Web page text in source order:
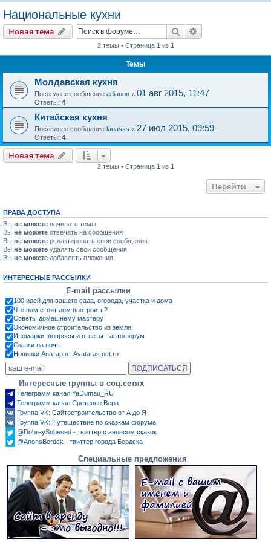
Национальные кухни
Новая тема Поиск
2 темы • Страница 1 из 1
Темы
Молдавская кухня
Последнее сообщение adianon « 01 авг 2015, 11:47
Ответы: 4
Китайская кухня
Последнее сообщение lanasss « 27 июл 2015, 09:59
Ответы: 4
Новая тема
2 темы • Страница 1 из 1
Перейти
ПРАВА ДОСТУПА
Вы не можете начинать темы
Вы не можете отвечать на сообщения
Вы не можете редактировать свои сообщения
Вы не можете удалять свои сообщения
Вы не можете добавлять вложения
ИНТЕРЕСНЫЕ РАССЫЛКИ
E-mail рассылки
100 идей для вашего сада, огорода, участка и дома
Что нам стоит дом построить?
Советы домашнему мастеру
Экономичное строительство из земли!
Иномарки: вопросы и ответы - автофорум
Сказки на ночь
Новинки Аватар от Avataras.net.ru
Интересные группы в соц.сетях
Телеграмм канал YaDumau_RU
Телеграмм канал Сретенье.Вера
Группа VK: Сайтостроительство от А до Я
Группа VK: Путешествие по сказкам форума
@DobreySobesed - твиттер с анонсом сказок
@AnonsBerdck - твиттер города Бердска
Специальные предложения